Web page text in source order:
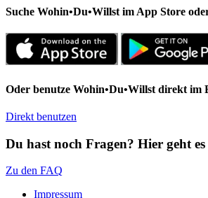
Suche Wohin•Du•Willst im App Store
Oder benutze Wohin•Du•Willst direkt im
Direkt benutzen
Du hast noch Fragen? Hier geht
Zu den FAQ
Impressum